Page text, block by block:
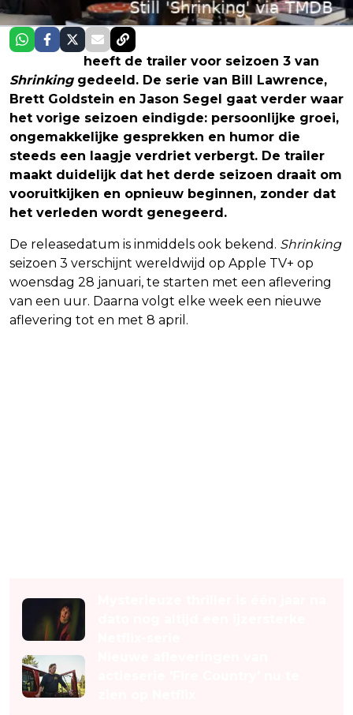
heeft de trailer voor seizoen 3 van
Shrinkinggedeeld. De serie van Bill Lawrence,
Brett Goldstein en Jason Segel gaat verder waar
het vorige seizoen eindigde: persoonlijke groei,
ongemakkelijke gesprekken en humor die
steeds een laagje verdriet verbergt. De trailer
maakt duidelijk dat het derde seizoen draait om
vooruitkijken en opnieuw beginnen, zonder dat
het verleden wordt genegeerd.
De releasedatum is inmiddels ook bekend. Shrinking
seizoen 3 verschijnt wereldwijd op Apple TV+ op
woensdag 28 januari, te starten met een aflevering
van een uur. Daarna volgt elke week een nieuwe
aflevering tot en met 8 april.